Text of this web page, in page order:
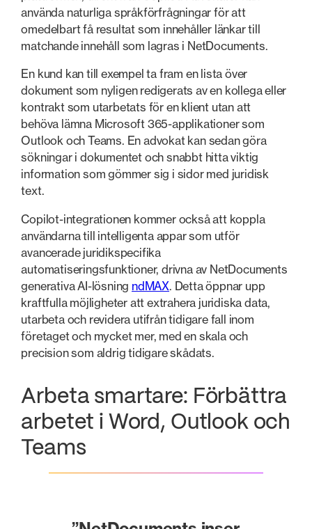
använda naturliga språkförfrågningar för att
omedelbart få resultat som innehåller länkar till
matchande innehåll som lagras i NetDocuments.
En kund kan till exempel ta fram en lista över
dokument som nyligen redigerats av en kollega eller
kontrakt som utarbetats för en klient utan att
behöva lämna Microsoft 365-applikationer som
Outlook och Teams. En advokat kan sedan göra
sökningar i dokumentet och snabbt hitta viktig
information som gömmer sig i sidor med juridisk
text.
Copilot-integrationen kommer också att koppla
användarna till intelligenta appar som utför
avancerade juridikspecifika
automatiseringsfunktioner, drivna av NetDocuments
generativa AI-lösning ndMAX. Detta öppnar upp
kraftfulla möjligheter att extrahera juridiska data,
utarbeta och revidera utifrån tidigare fall inom
företaget och mycket mer, med en skala och
precision som aldrig tidigare skådats.
Arbeta smartare: Förbättra
arbetet i Word, Outlook och
Teams